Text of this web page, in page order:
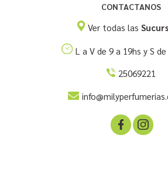
CONTACTANOS
Ver todas las
L a V de 9 a 19hs y S
25069221